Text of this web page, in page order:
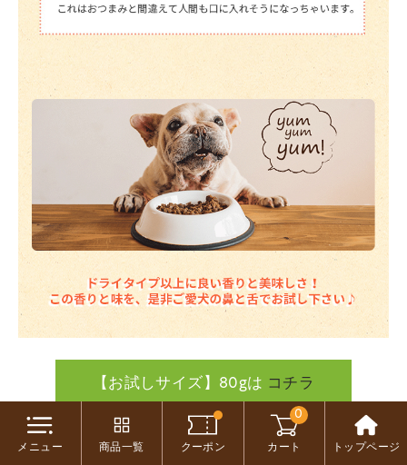
【お試しサイズ】80gは コチラ
メニュー 商品一覧 クーポン
0
カート トップページ